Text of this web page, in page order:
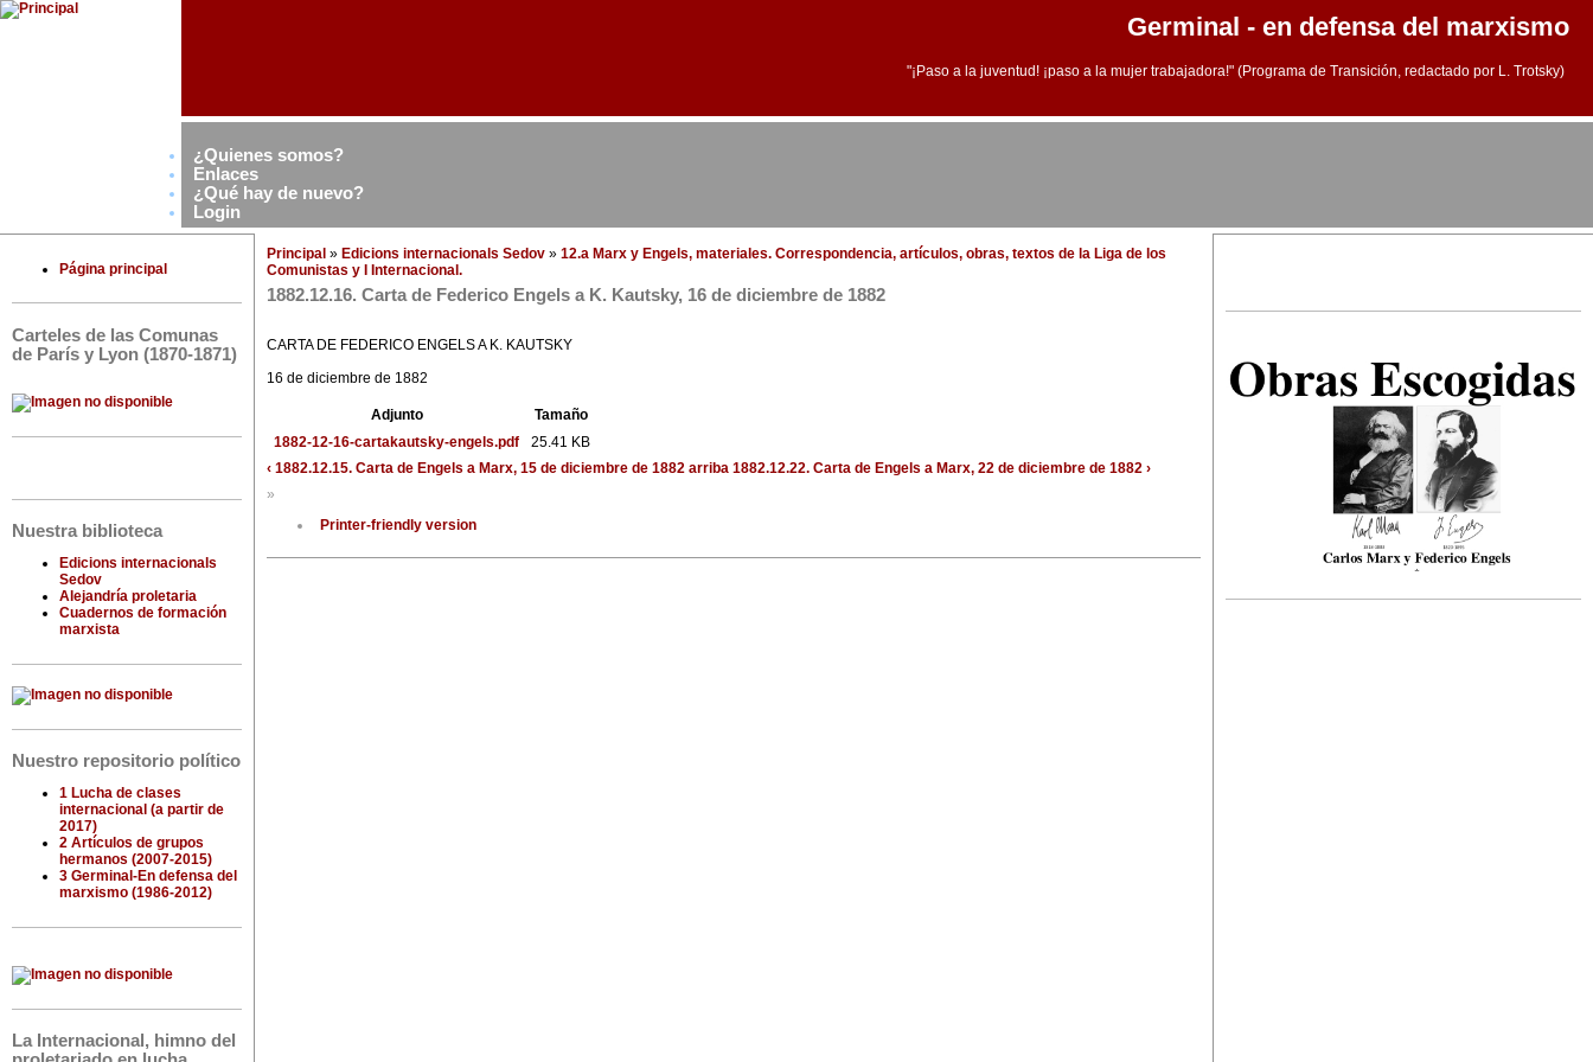
Germinal - en defensa del marxismo
"¡Paso a la juventud! ¡paso a la mujer trabajadora!" (Programa de Transición, redactado por L. Trotsky)
¿Quienes somos?
Enlaces
¿Qué hay de nuevo?
Login
Página principal
Carteles de las Comunas
de París y Lyon (1870-1871)
Nuestra biblioteca
Edicions internacionals
Sedov
Alejandría proletaria
Cuadernos de formación
marxista
Nuestro repositorio político
1 Lucha de clases
internacional (a partir de
2017)
2 Artículos de grupos
hermanos (2007-2015)
3 Germinal-En defensa del
marxismo (1986-2012)
La Internacional, himno del
Principal » Edicions internacionals Sedov » 12.a Marx y Engels, materiales. Correspondencia, artículos, obras, textos de la Liga de los
Comunistas y I Internacional.
1882.12.16. Carta de Federico Engels a K. Kautsky, 16 de diciembre de 1882
CARTA DE FEDERICO ENGELS A K. KAUTSKY
16 de diciembre de 1882
Adjunto
Tamaño
1882-12-16-cartakautsky-engels.pdf
25.41 KB
‹ 1882.12.15. Carta de Engels a Marx, 15 de diciembre de 1882 arriba 1882.12.22. Carta de Engels a Marx, 22 de diciembre de 1882 ›
»
Printer-friendly version